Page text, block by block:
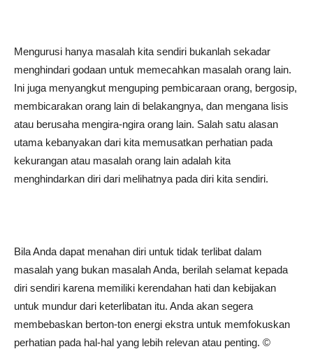
Mengurusi hanya masalah kita sendiri bukanlah sekadar
menghindari godaan untuk memecahkan masalah orang lain.
Ini juga menyangkut menguping pembicaraan orang, bergosip,
membicarakan orang lain di belakangnya, dan mengana lisis
atau berusaha mengira-ngira orang lain. Salah satu alasan
utama kebanyakan dari kita memusatkan perhatian pada
kekurangan atau masalah orang lain adalah kita
menghindarkan diri dari melihatnya pada diri kita sendiri.
Bila Anda dapat menahan diri untuk tidak terlibat dalam
masalah yang bukan masalah Anda, berilah selamat kepada
diri sendiri karena memiliki kerendahan hati dan kebijakan
untuk mundur dari keterlibatan itu. Anda akan segera
membebaskan berton-ton energi ekstra untuk memfokuskan
perhatian pada hal-hal yang lebih relevan atau penting. ©️